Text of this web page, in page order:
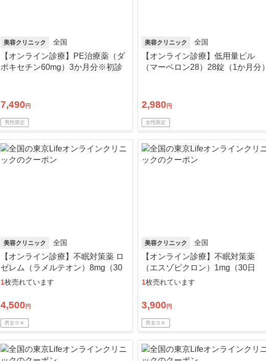
美容クリニック 全国
【オンライン診療】PE治療薬（ダ
ポキセチン60mg）3か月分※初診
7,490 円
男性限定
美容クリニック 全国
【オンライン診療】低用量ピル
（マーベロン28）28錠（1か月分）
2,980 円
女性限定
美容クリニック 全国
【オンライン診療】不眠対策薬 ロ
ゼレム（ラメルテオン）8mg（30
日分）※初診料・送料込／リピー
1枚売れています
4,500 円
男女ＯＫ
美容クリニック 全国
【オンライン診療】不眠対策薬
（エスゾピクロン）1mg（30日
分）※初診料・送料込／リピート
1枚売れています
3,900 円
男女ＯＫ